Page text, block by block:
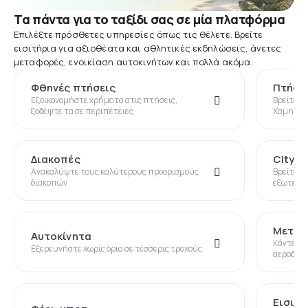
Τα πάντα για το ταξίδι σας σε μία πλατφόρμα
Επιλέξτε πρόσθετες υπηρεσίες όπως τις θέλετε. Βρείτε
εισιτήρια για αξιοθέατα και αθλητικές εκδηλώσεις, άνετες
μεταφορές, ενοικίαση αυτοκινήτων και πολλά ακόμα.
Φθηνές πτήσεις
Εξοικονομήστε χρήματα στις πτήσεις,
ξοδέψτε τα σε περιπέτειες
Βρείτε
Διακοπές
Ανακαλύψτε τους καλύτερους προορισμούς
διακοπών
City
Βρείτε
Αυτοκίνητα
Εξερευνήστε χωρίς όρια σε τέσσερις τροχούς
Κάντε